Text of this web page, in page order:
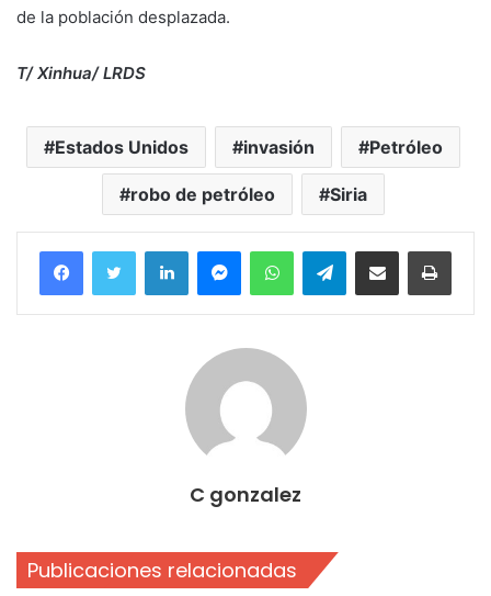
de la población desplazada.
T/ Xinhua/ LRDS
Estados Unidos invasión Petróleo
robo de petróleo Siria
FacebookTwitter LinkedInMessengerWhatsAppTelegramCompartir por correo electrónico
C gonzalez
Publicaciones relacionadas